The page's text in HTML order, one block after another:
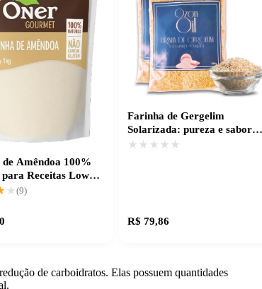
Amêndoa 100%
Receitas Low
(9)
Farinha de Gergelim
Solarizada: pureza e sabor
natural
★★★★★
★★★★★
R$ 79,86
de carboidratos. Elas possuem quantidades